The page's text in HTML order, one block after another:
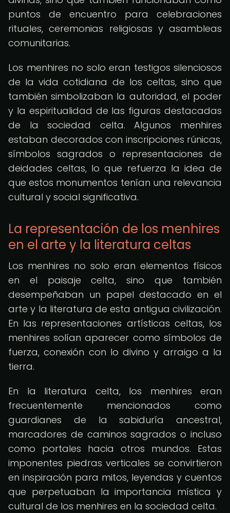
puntos de encuentro para celebraciones
rituales, ceremonias religiosas y asambleas
comunitarias.
Los menhires no solo eran testigos silenciosos
de la vida cotidiana de los celtas, sino que
también simbolizaban la autoridad, el poder
y la espiritualidad de las figuras destacadas
de la sociedad celta. Algunos menhires
estaban decorados con inscripciones rúnicas,
símbolos sagrados o representaciones de
deidades celtas, lo que refuerza la idea de
que estos monumentos tenían una relevancia
cultural y social significativa.
La representación de los menhires
en el arte y la literatura celtas
Los menhires no solo eran elementos físicos
en el paisaje celta, sino que también
desempeñaban un papel destacado en el
arte y la literatura de esta antigua civilización.
En las representaciones artísticas celtas, los
menhires solían aparecer como símbolos de
fuerza, conexión con lo divino y arraigo a la
tierra.
En la literatura celta, los menhires eran
frecuentemente mencionados como
guardianes de la sabiduría ancestral,
marcadores de caminos sagrados o incluso
como portales hacia otros mundos. Estas
imponentes piedras verticales se convirtieron
en inspiración para mitos, leyendas y cuentos
que perpetuaban la importancia mística y
cultural de los menhires en la sociedad celta.